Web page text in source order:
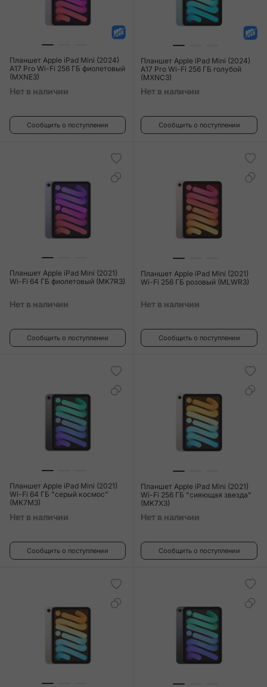
Планшет Apple iPad Mini (2024)
A17 Pro Wi-Fi 256 ГБ фиолетовый
(MXNE3)
Нет в наличии
Сообщить о поступлении
Планшет Apple iPad Mini (2024)
A17 Pro Wi-Fi 256 ГБ голубой
(MXNC3)
Нет в наличии
Сообщить о поступлении
Планшет Apple iPad Mini (2021)
Wi-Fi 64 ГБ фиолетовый (MK7R3)
Нет в наличии
Сообщить о поступлении
Планшет Apple iPad Mini (2021)
Wi-Fi 256 ГБ розовый (MLWR3)
Нет в наличии
Сообщить о поступлении
Планшет Apple iPad Mini (2021)
Wi-Fi 64 ГБ "серый космос"
(MK7M3)
Нет в наличии
Сообщить о поступлении
Планшет Apple iPad Mini (2021)
Wi-Fi 256 ГБ "сияющая звезда"
(MK7X3)
Нет в наличии
Сообщить о поступлении